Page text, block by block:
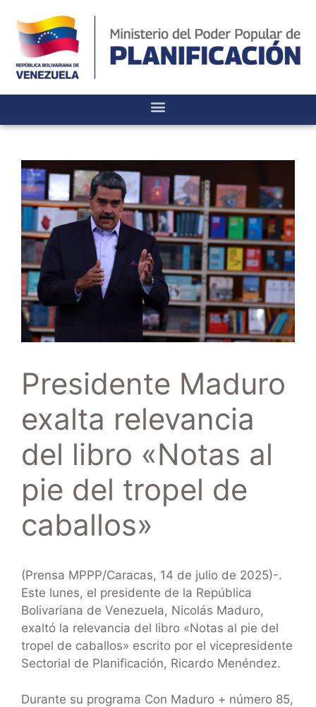
Presidente Maduro
exalta relevancia
del libro «Notas al
pie del tropel de
caballos»
(Prensa MPPP/Caracas, 14 de julio de 2025)-.
Este lunes, el presidente de la República
Bolivariana de Venezuela, Nicolás Maduro,
exaltó la relevancia del libro «Notas al pie del
tropel de caballos» escrito por el vicepresidente
Sectorial de Planificación, Ricardo Menéndez.
Durante su programa Con Maduro + número 85,